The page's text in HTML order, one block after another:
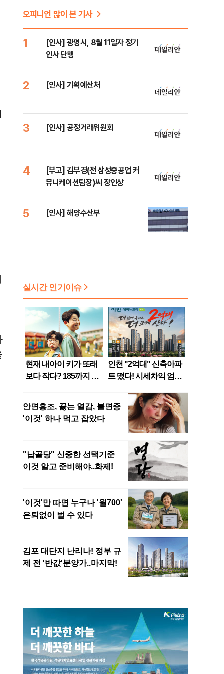
오피니언 많이 본 기사
1
[인사] 광명시, 8월 11일자 정기
인사 단행
2 [인사] 기획예산처
3 [인사] 공정거래위원회
4
[부고] 김부경(전 삼성중공업 커
뮤니케이션팀장)씨 장인상
5 [인사] 해양수산부